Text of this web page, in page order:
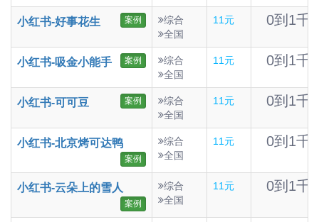
小红书-好事花生 案例
综合
全国
11元 0到1千
小红书-吸金小能手 案例
综合
全国
11元 0到1千
小红书-可可豆 案例
综合
全国
11元 0到1千
小红书-北京烤可达鸭
案例
综合
全国
11元 0到1千
小红书-云朵上的雪人
案例
综合
全国
11元 0到1千